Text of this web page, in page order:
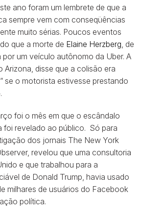
ano foram um lembrete de que a
sempre vem com conseqüências
muito sérias. Poucos eventos
que a morte de Elaine Herzberg , de
um veículo autônomo da Uber. A
Arizona, disse que a colisão era
se o motorista estivesse prestando
foi o mês em que o escândalo
foi revelado ao público. Só para
dos jornais The New York
revelou que uma consultoria
e que trabalhou para a
de Donald Trump, havia usado
milhares de usuários do Facebook
política.